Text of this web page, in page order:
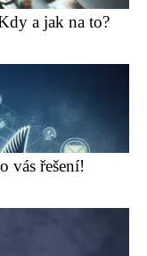
a jak na to?
vás řešení!